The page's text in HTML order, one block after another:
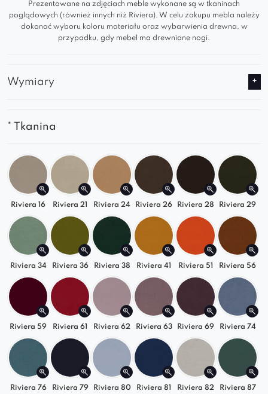
ergonomiczne oparcie zapewniają wygodę,
nawet podczas długotrwałego użytkowania,
co czyni je idealnym wyborem zarówno do
dodaje krzesłu wyjątkowej miękkości i
wygląd, a jednocześnie jest przyjemny w
estetyczne, ale i komfortowe.
Nowoczesne – design krzesła charakteryzuje
się prostymi liniami i minimalistycznym
stylem, co sprawia, że doskonale wpisuje się
w współczesne wnętrza. Jego elegancka
forma pasuje do różnorodnych aranżacji,
nadając przestrzeni wyjątkowy charakter.
funkcjonalne podłokietniki stanowią
elegancki detal krzesła, zapewniając
wygodne oparcie dla rąk. Dzięki nim krzesło
zyskuje dodatkową funkcjonalność,
jednocześnie zachowując swoją lekkość i
elegancję.
Prezentowane na zdjęciach meble wykonane są w tkaninach
poglądowych (również innych niż Riviera). W celu zakupu mebla należy
dokonać wyboru koloru materiału oraz wybarwienia drewna, w
przypadku, gdy mebel ma drewniane nogi.
Wymiary
* Tkanina
Riviera 16 Riviera 21 Riviera 24 Riviera 26 Riviera 28 Riviera 29
Riviera 34 Riviera 36 Riviera 38 Riviera 41 Riviera 51 Riviera 56
Riviera 59 Riviera 61 Riviera 62 Riviera 63 Riviera 69 Riviera 74
Riviera 76 Riviera 79 Riviera 80 Riviera 81 Riviera 82 Riviera 87